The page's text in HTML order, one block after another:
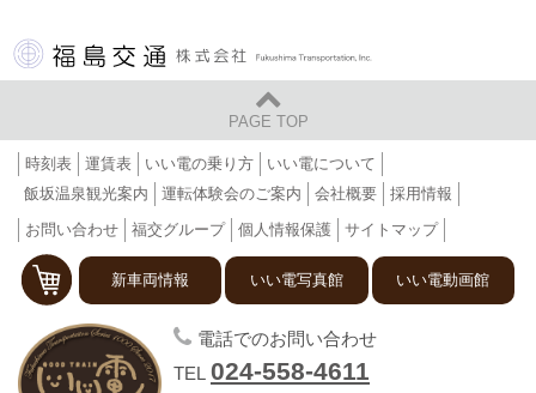
PAGE TOP
時刻表 運賃表 いい電の乗り方
いい電について
飯坂温泉観光案内
運転体験会のご案内 会社概要
採用情報
お問い合わせ
福交グループ 個人情報保護 サイトマップ
新車両情報 いい電写真館 いい電動画館
福島交通 飯坂電車
電話でのお問い合わせ
TEL 024-558-4611